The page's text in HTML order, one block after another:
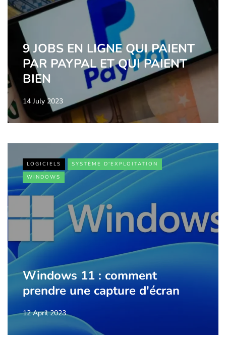
9 JOBS EN LIGNE QUI PAIENT
PAR PAYPAL ET QUI PAIENT
BIEN
14 July 2023
LOGICIELS
SYSTÈME D'EXPLOITATION
WINDOWS
Windows 11 : comment
prendre une capture d'écran
12 April 2023